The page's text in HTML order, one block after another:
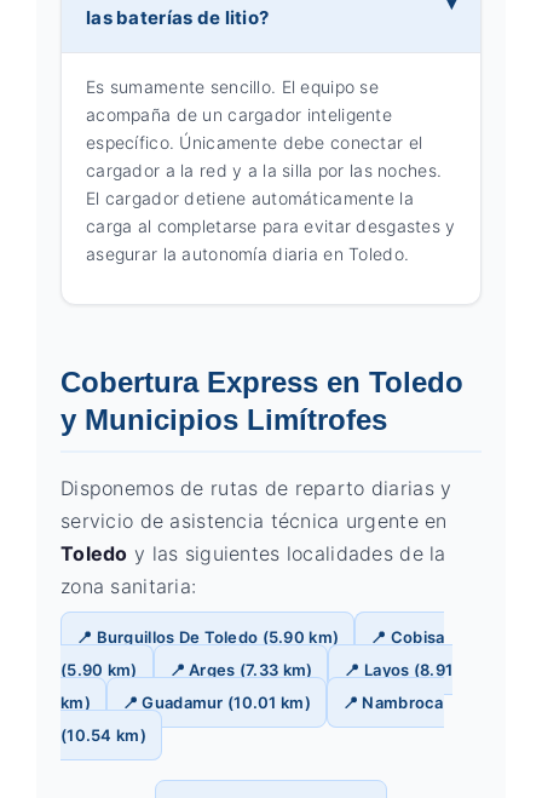
las baterías de litio?
Es sumamente sencillo. El equipo se
acompaña de un cargador inteligente
específico. Únicamente debe conectar el
cargador a la red y a la silla por las noches.
El cargador detiene automáticamente la
carga al completarse para evitar desgastes y
asegurar la autonomía diaria en Toledo.
Cobertura Express en Toledo
y Municipios Limítrofes
Disponemos de rutas de reparto diarias y
servicio de asistencia técnica urgente en
Toledo y las siguientes localidades de la
zona sanitaria:
📍 Burguillos De Toledo (5.90 km)
📍 Cobisa
(5.90 km)
📍 Arges (7.33 km)
📍 Layos (8.91
km)
📍 Guadamur (10.01 km)
📍 Nambroca
(10.54 km)